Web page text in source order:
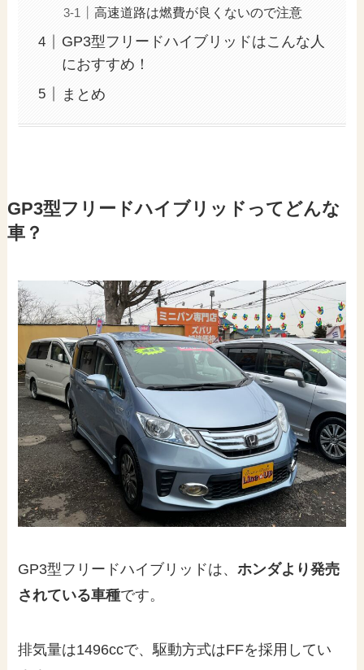
高速道路は燃費が良くないので注意
GP3型フリードハイブリッドはこんな人
におすすめ！
まとめ
GP3型フリードハイブリッドってどんな
車？
GP3型フリードハイブリッドは、ホンダより発売
されている車種です。
排気量は1496ccで、駆動方式はFFを採用してい